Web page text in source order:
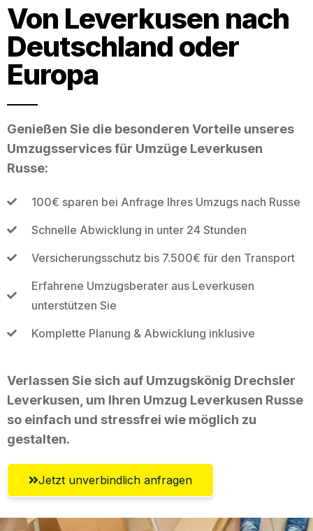
Von Leverkusen nach
Deutschland oder
Europa
Genießen Sie die besonderen Vorteile unseres
Umzugsservices für Umzüge Leverkusen
Russe:
100€ sparen bei Anfrage Ihres Umzugs nach Russe
Schnelle Abwicklung in unter 24 Stunden
Versicherungsschutz bis 7.500€ für den Transport
Erfahrene Umzugsberater aus Leverkusen
unterstützen Sie
Komplette Planung & Abwicklung inklusive
Verlassen Sie sich auf Umzugskönig Drechsler
Leverkusen, um Ihren Umzug Leverkusen Russe
so einfach und stressfrei wie möglich zu
gestalten.
Jetzt unverbindlich anfragen